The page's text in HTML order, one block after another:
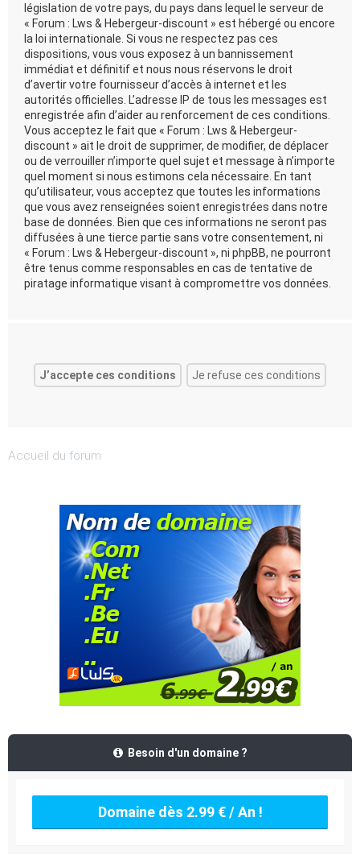
législation de votre pays, du pays dans lequel le serveur de
« Forum : Lws & Hebergeur-discount » est hébergé ou encore
la loi internationale. Si vous ne respectez pas ces
dispositions, vous vous exposez à un bannissement
immédiat et définitif et nous nous réservons le droit
d’avertir votre fournisseur d’accès à internet et les
autorités officielles. L’adresse IP de tous les messages est
enregistrée afin d’aider au renforcement de ces conditions.
Vous acceptez le fait que « Forum : Lws & Hebergeur-
discount » ait le droit de supprimer, de modifier, de déplacer
ou de verrouiller n’importe quel sujet et message à n’importe
quel moment si nous estimons cela nécessaire. En tant
qu’utilisateur, vous acceptez que toutes les informations
que vous avez renseignées soient enregistrées dans notre
base de données. Bien que ces informations ne seront pas
diffusées à une tierce partie sans votre consentement, ni
« Forum : Lws & Hebergeur-discount », ni phpBB, ne pourront
être tenus comme responsables en cas de tentative de
piratage informatique visant à compromettre vos données.
Accueil du forum
Besoin d'un domaine ?
Domaine dès 2.99 € / An !